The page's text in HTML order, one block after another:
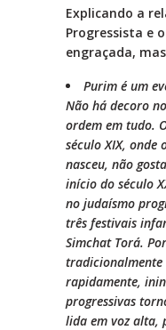
Explicando a
Progressista e
engraçada,
Purim é um
Não há decoro
ordem em tudo.
século XIX, onde
nasceu, não
início do século
no judaísmo
três festivais
Simchat Torá.
tradicionalmente
rapidamente,
progressivas
lida em voz alta,